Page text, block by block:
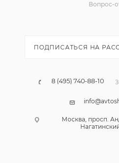
Вопрос-
ПОДПИСАТЬСЯ НА
8 (495) 740-88-10
Москва, просп.